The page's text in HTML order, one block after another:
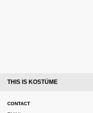
THIS IS KOSTÜME
CONTACT